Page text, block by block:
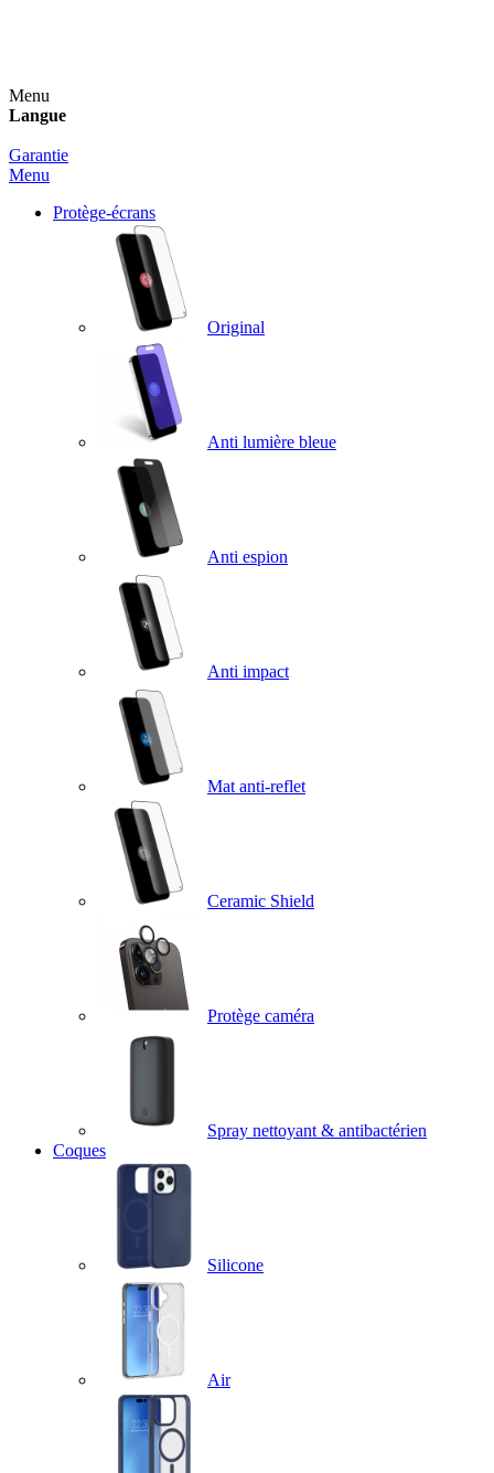
Menu
Langue
Garantie
Menu
Protège-écrans
Original
Anti lumière bleue
Anti espion
Anti impact
Mat anti-reflet
Ceramic Shield
Protège caméra
Spray nettoyant & antibactérien
Coques
Silicone
Air